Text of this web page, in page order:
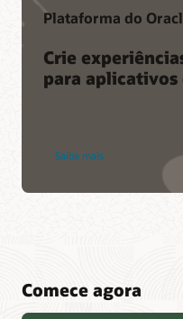
Plataforma do
Crie
para aplicativos
Saiba mais
Comece agora